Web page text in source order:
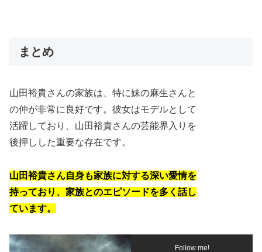
まとめ
山田裕貴さんの家族は、特に妹の麻生さんと
の仲が非常に良好です。彼女はモデルとして
活躍しており、山田裕貴さんの芸能界入りを
後押しした重要な存在です。
山田裕貴さん自身も家族に対する深い愛情を
持っており、家族とのエピソードを多く話し
ています。
Follow me!